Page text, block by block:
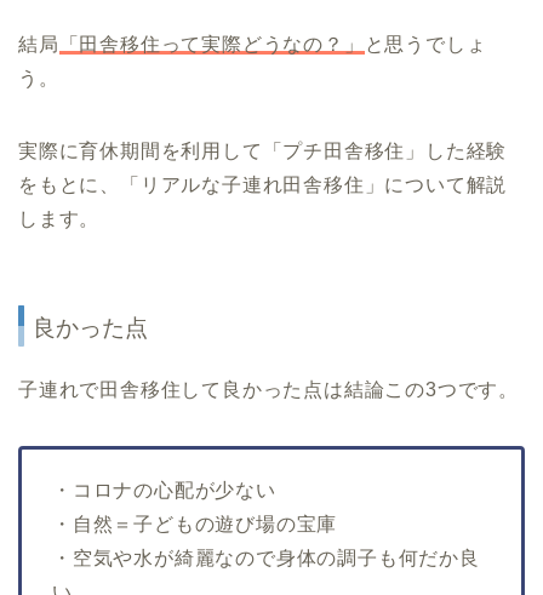
結局 「田舎移住って実際どうなの？」
と思うでしょ
う。
実際に育休期間を利用して「プチ田舎移住」した経験
をもとに、「リアルな子連れ田舎移住」について解説
します。
良かった点
子連れで田舎移住して良かった点は結論この3つです。
・コロナの心配が少ない
・自然＝子どもの遊び場の宝庫
・空気や水が綺麗なので身体の調子も何だか良